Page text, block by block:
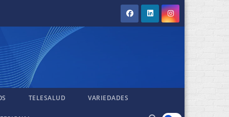
TELESALUD VARIEDADES